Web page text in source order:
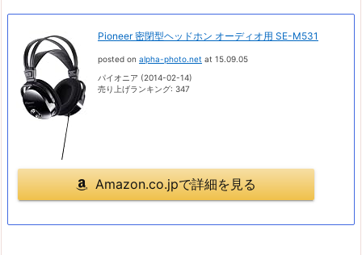
Pioneer 密閉型ヘッドホン オーディオ用 SE-M531
posted on alpha-photo.net at 15.09.05
パイオニア (2014-02-14)
売り上げランキング: 347
Amazon.co.jpで詳細を見る